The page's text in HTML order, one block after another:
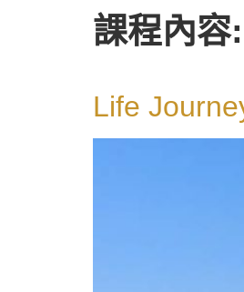
課程內容:
Life